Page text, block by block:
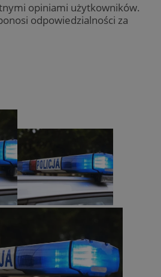
opiniami użytkowników.
odpowiedzialności za